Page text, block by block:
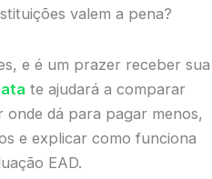
valem a pena?
e é um prazer receber sua
te ajudará a comparar
onde dá para pagar menos,
e explicar como funciona
EAD.